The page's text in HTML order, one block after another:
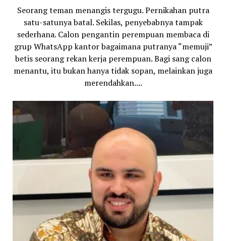
Seorang teman menangis tergugu. Pernikahan putra
satu-satunya batal. Sekilas, penyebabnya tampak
sederhana. Calon pengantin perempuan membaca di
grup WhatsApp kantor bagaimana putranya “memuji”
betis seorang rekan kerja perempuan. Bagi sang calon
menantu, itu bukan hanya tidak sopan, melainkan juga
merendahkan....